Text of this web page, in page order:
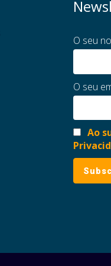
O seu
O seu
Ao